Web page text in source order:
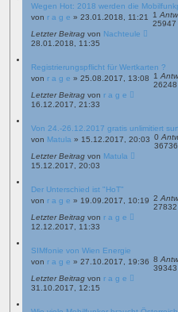
Wegen Hot: 2018 werden die
von r a g e » 23.01.2018, 11:21 1
25947
Letzter Beitrag von Nachteule
28.01.2018, 11:35
Registrierungspflicht für Wertkarten ?
von r a g e » 25.08.2017, 13:08 1
26248
Letzter Beitrag von r a g e
16.12.2017, 21:33
Von 24.-26.12.2017 gratis unlimitiert
von Matula » 15.12.2017, 20:03 0
36736
Letzter Beitrag von Matula
15.12.2017, 20:03
Der Unterschied ist "HoT"
von r a g e » 19.09.2017, 10:19 2
27832
Letzter Beitrag von r a g e
12.12.2017, 11:33
SIMfonie von Wien Energie
von r a g e » 27.10.2017, 19:36 8
39343
Letzter Beitrag von r a g e
31.10.2017, 12:15